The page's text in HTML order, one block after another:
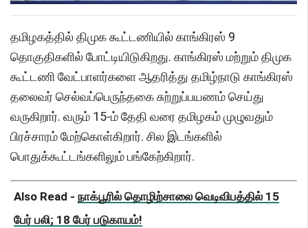
தமிழகத்தில் திமுக கூட்டணியில் காங்கிரஸ் 9
தொகுதிகளில் போட்டியிடுகிறது. காங்கிரஸ் மற்றும் திமுக
கூட்டணி வேட்பாளர்களை ஆதரித்து தமிழ்நாடு காங்கிரஸ்
தலைவர் செல்வப்பெருந்தகை சுற்றுப்பயணம் செய்து
வருகிறார். வரும் 15-ம் தேதி வரை தமிழகம் முழுவதும்
பிரச்சாரம் மேற்கொள்கிறார். சில இடங்களில்
பொதுக்கூட்டங்களிலும் பங்கேற்கிறார்.
Also Read - நாக்பூரில் தொழிற்சாலை வெடிவிபத்தில் 15
பேர் பலி; 18 பேர் படுகாயம்!